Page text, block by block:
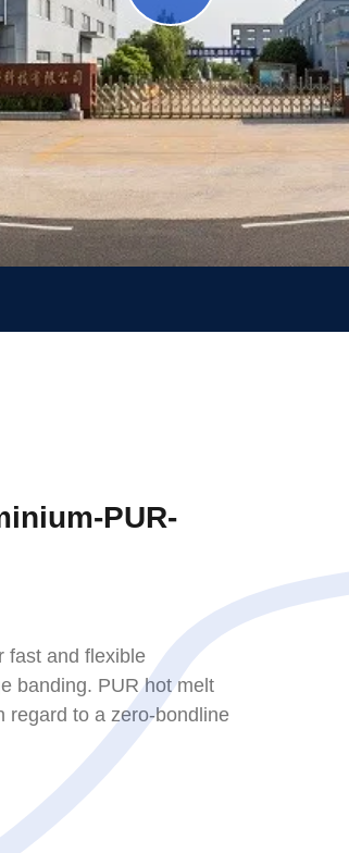
PUR-
fast and flexible
banding. PUR hot melt
regard to a zero-bondline